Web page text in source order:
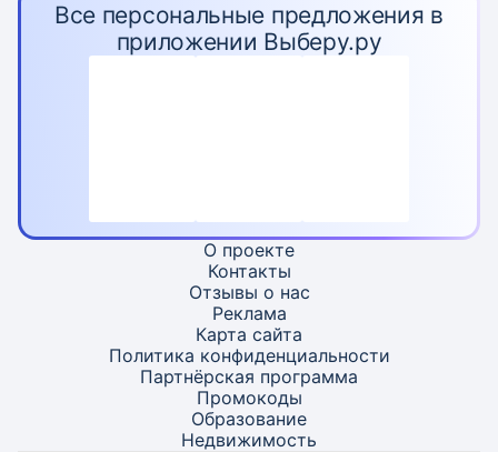
Все персональные предложения в
приложении Выберу.ру
О проекте
Контакты
Отзывы о нас
Реклама
Карта сайта
Политика конфиденциальности
Партнёрская программа
Промокоды
Образование
Недвижимость